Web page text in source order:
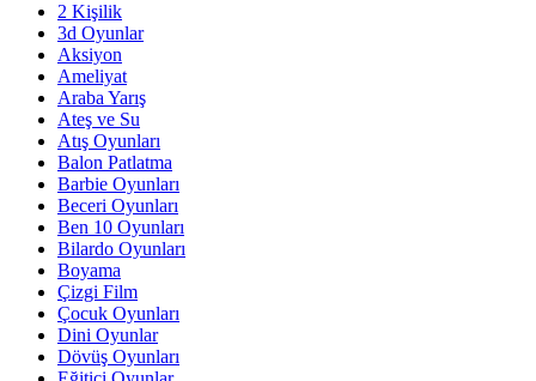
2 Kişilik
3d Oyunlar
Aksiyon
Ameliyat
Araba Yarış
Ateş ve Su
Atış Oyunları
Balon Patlatma
Barbie Oyunları
Beceri Oyunları
Ben 10 Oyunları
Bilardo Oyunları
Boyama
Çizgi Film
Çocuk Oyunları
Dini Oyunlar
Dövüş Oyunları